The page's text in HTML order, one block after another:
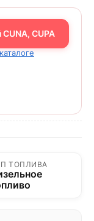
CUPA
ТОПЛИВА